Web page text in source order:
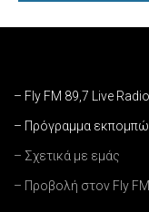
– Fly FM 89,7 Live Radio
– Πρόγραμμα
– Σχετικά με εμάς
– Προβολή στον Fly